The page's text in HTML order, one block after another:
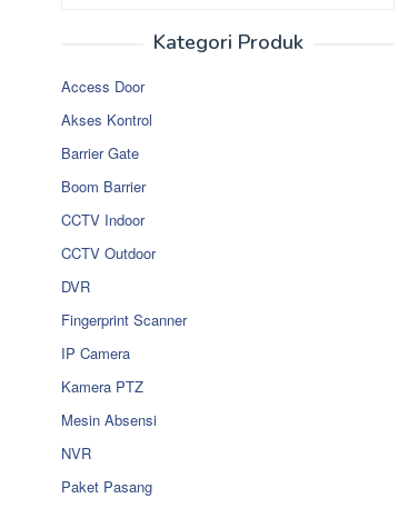
Kategori Produk
Access Door
Akses Kontrol
Barrier Gate
Boom Barrier
CCTV Indoor
CCTV Outdoor
DVR
Fingerprint Scanner
IP Camera
Kamera PTZ
Mesin Absensi
NVR
Paket Pasang